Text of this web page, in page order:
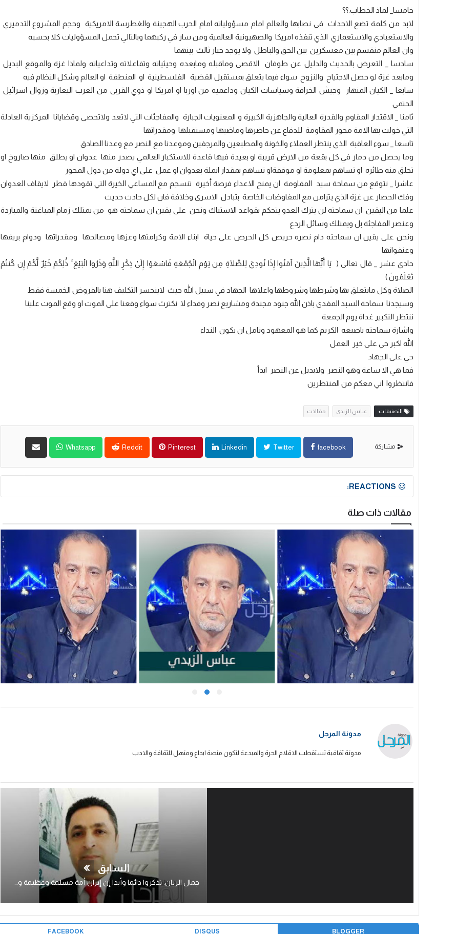
خامسا_ لماذ الخطاب.؟؟
لابد من كلمة تضع الاحداث في نصابها والعالم امام مسؤولياته امام الحرب الهجينة والغطرسة الامريكية وحجم المشروع التدميري
والاستعبادي والاستعماري الذي تنفذه امريكا والصهيونية العالمية ومن سار في ركبهما وبالتالي تحمل المسؤوليات كلا بحسبه
وان العالم منقسم بين معسكرين بين الحق والباطل ولا يوجد خيار ثالث بينهما
سادسا _ التعرض بالحديث والدليل عن طوفان الاقصى وماقبله ومابعده وحيثياته وتفاعلاته وتداعياته ولماذا غزة والموقع البديل
ومابعد غزة لو حصل الاجتياح والنزوح سواء فيما يتعلق بمستقبل القضية الفلسطينية او المنطقة او العالم وشكل النظام فيه
سابعا _ الكيان المنهار وجيش الخرافة وسياسات الكيان وداعميه من اوربا او امريكا او ذوي القربى من العرب اليعاربة وزوال اسرائيل
الحتمي
ثامنا _ الاقتدار المقاوم والقدرة العالية والجاهزية الكبيرة و المعنويات الجبارة والمفاجئات التي لاتعد ولاتحصى وقضايانا المركزية العادلة
التي خولت بها الامة محور المقاومة للدفاع عن حاضرها وماضيها ومستقبلها ومقدراتها
تاسعا _ سوء العاقبة الذي ينتظر العملاء والخونة والمطبعين والمرجفين وموعدنا مع النصر مع وعدنا الصادق
وما يحصل من دمار في كل بقعة من الارض قريبة او بعيدة فيها قاعدة للاستكبار العالمي يصدر منها عدوان او يطلق منها صاروخ او
تحلق منه طائره او تساهم بمعلومة او موقفةاو تساهم بمقدار انملة بعدوان او عمل على اي دولة من دول المحور
عاشرا _ نتوقع من سماحة سيد المقاومة ان يمنح الاعداء فرصة أخيرة تنسجم مع المساعي الخيرة التي تقودها قطر لايقاف العدوان
وفك الحصار عن غزة الذي يتزامن مع المفاوضات الخاصة بتبادل الاسرى وخلافة فان لكل حادث حديث
علما من اليقين ان سماحته لن يترك العدو يتحكم بقواعد الاستباك ونحن على يقين ان سماحته هو من يمتلك زمام المباغتة والمباردة
وعنصر المفاجئة بل ويمتلك وسائل الردع
ونحن على يقين ان سماحته دام نصره حريص كل الحرص على حياة ابناء الامة وكرامتها وعزها ومصالحها ومقدراتها ودوام بريقها
وعنفوانها
حادي عشر _ قال تعالى ( يَا أَيُّهَا الَّذِينَ آمَنُوا إِذَا نُودِيَ لِلصَّلَاةِ مِن يَوْمِ الْجُمُعَةِ فَاسْعَوْا إِلَىٰ ذِكْرِ اللَّهِ وَذَرُوا الْبَيْعَ ۚ ذَٰلِكُمْ خَيْرٌ لَّكُمْ إِن كُنتُمْ
تَعْلَمُونَ )
الصلاة وكل مايتعلق بها وشرطها وشروطها واعلاها الجهاد في سبيل الله حيث لاينحسر التكليف هنا بالفروض الخمسة فقط
وسيجدنا سماحة السبد المفدى باذن الله جنود مجندة ومشاريع نصر وفداء لا نكترث سواء وقعنا على الموت او وقع الموت علينا
ننتظر التكبير غداة يوم الجمعة
واشارة سماحته باصبعه الكريم كما هو المعهود ونامل ان يكون النداء
الله اكبر حي على خير العمل
حي على الجهاد
فما هي الا ساعة وهو النصر ولابديل عن النصر ابدأ
فانتظروا اني معكم من المنتظرين
التصنيفات: عباس الزيدي مقالات
مشاركة facebook
Twitter
Linkedin
Pinterest
Reddit
Whatsapp
REACTIONS:
مقالات ذات صلة
مدونة المرجل
مدونة ثقافية تستقطب الاقلام الحرة والمبدعة لتكون منصة ابداع ومنهل للثقافة والادب
السابق
BLOGGER
DISQUS
FACEBOOK